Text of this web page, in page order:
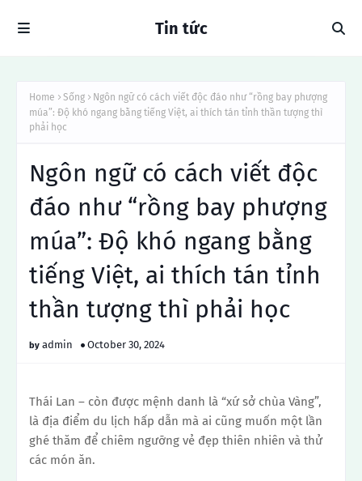
Tin tức
Home Sống
Ngôn ngữ có cách viết độc đáo như “rồng bay phượng
múa”: Độ khó ngang bằng tiếng Việt, ai thích tán tỉnh thần tượng thì
phải học
Ngôn ngữ có cách viết độc
đáo như “rồng bay phượng
múa”: Độ khó ngang bằng
tiếng Việt, ai thích tán tỉnh
thần tượng thì phải học
admin October 30, 2024
Thái Lan – còn được mệnh danh là “xứ sở chùa Vàng”,
là địa điểm du lịch hấp dẫn mà ai cũng muốn một lần
ghé thăm để chiêm ngưỡng vẻ đẹp thiên nhiên và thử
các món ăn.